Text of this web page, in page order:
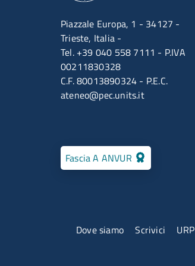
Piazzale Europa, 1 - 34127 -
Trieste, Italia -
Tel. +39 040 558 7111 - P.IVA
00211830328
C.F. 80013890324 - P.E.C.
ateneo@pec.units.it
Fascia A ANVUR
Menu contatti
Dove siamo Scrivici URP